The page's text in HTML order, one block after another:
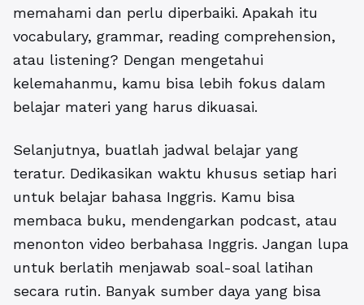
memahami dan perlu diperbaiki. Apakah itu
vocabulary, grammar, reading comprehension,
atau listening? Dengan mengetahui
kelemahanmu, kamu bisa lebih fokus dalam
belajar materi yang harus dikuasai.
Selanjutnya, buatlah jadwal belajar yang
teratur. Dedikasikan waktu khusus setiap hari
untuk belajar bahasa Inggris. Kamu bisa
membaca buku, mendengarkan podcast, atau
menonton video berbahasa Inggris. Jangan lupa
untuk berlatih menjawab soal-soal latihan
secara rutin. Banyak sumber daya yang bisa